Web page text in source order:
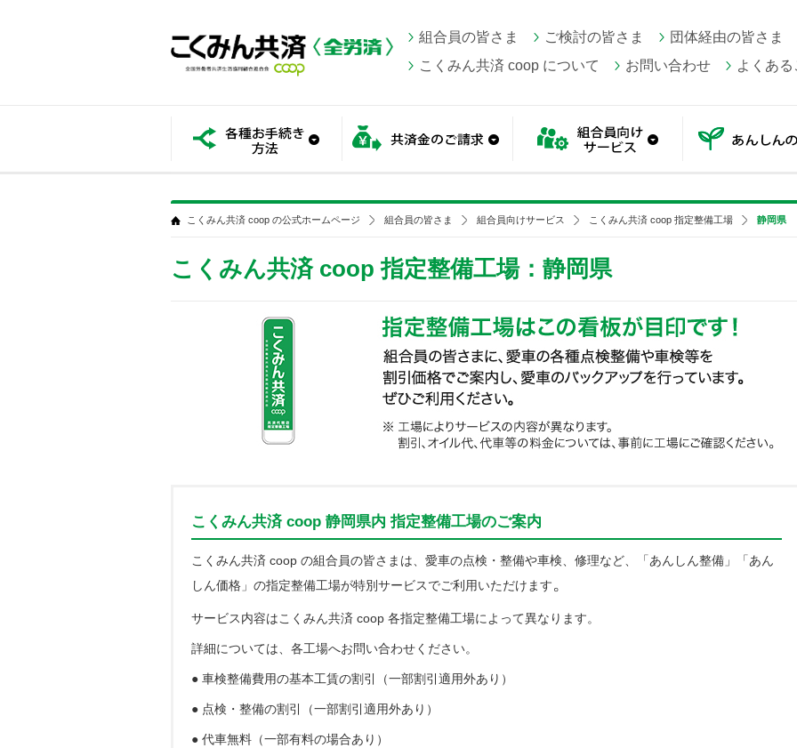
組合員の皆さま ご検討の皆さま
団体経由の皆さま
こくみん共済 coop について
お問い合わせ よくあ
こくみん共済 coop の公式ホームページ 組合員の皆さま 組合員向けサービス こくみん共済 coop 指定整備工場 静岡県
こくみん共済 coop 指定整備工場：静岡県
こくみん共済 coop 静岡県内 指定整備工場のご案内
こくみん共済 coop の組合員の皆さまは、愛車の点検・整備や車検、修理など、「あんしん整備」「あん
しん価格」の指定整備工場が特別サービスでご利用いただけます。
サービス内容はこくみん共済 coop 各指定整備工場によって異なります。
詳細については、各工場へお問い合わせください。
● 車検整備費用の基本工賃の割引（一部割引適用外あり）
● 点検・整備の割引（一部割引適用外あり）
● 代車無料（一部有料の場合あり）